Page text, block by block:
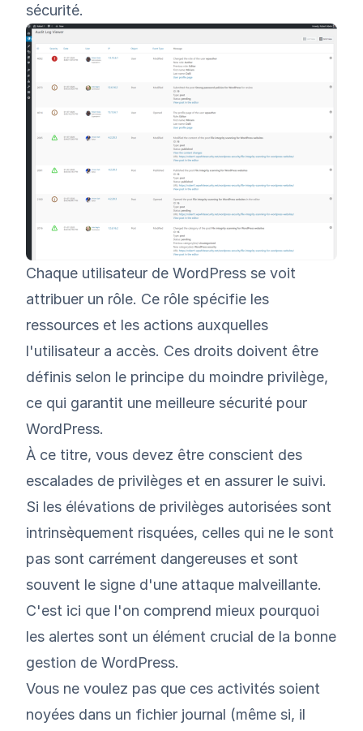
sécurité.
Chaque utilisateur de WordPress se voit
attribuer un rôle. Ce rôle spécifie les
ressources et les actions auxquelles
l'utilisateur a accès. Ces droits doivent être
définis selon le principe du moindre privilège,
ce qui garantit une meilleure sécurité pour
WordPress.
À ce titre, vous devez être conscient des
escalades de privilèges et en assurer le suivi.
Si les élévations de privilèges autorisées sont
intrinsèquement risquées, celles qui ne le sont
pas sont carrément dangereuses et sont
souvent le signe d'une attaque malveillante.
C'est ici que l'on comprend mieux pourquoi
les alertes sont un élément crucial de la bonne
gestion de WordPress.
Vous ne voulez pas que ces activités soient
noyées dans un fichier journal (même si, il